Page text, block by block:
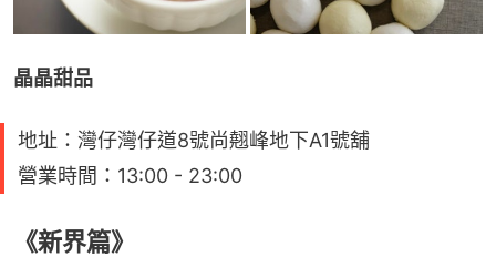
晶晶甜品
地址：灣仔灣仔道8號尚翹峰地下A1號舖
營業時間：13:00 - 23:00
《新界篇》